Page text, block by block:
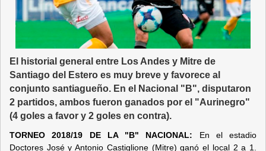
El historial general entre Los Andes y Mitre de
Santiago del Estero es muy breve y favorece al
conjunto santiagueño. En el Nacional "B", disputaron
2 partidos, ambos fueron ganados por el "Aurinegro"
(4 goles a favor y 2 goles en contra).
TORNEO 2018/19 DE LA "B" NACIONAL: En el estadio
Doctores José y Antonio Castiglione (Mitre) ganó el local 2 a 1.